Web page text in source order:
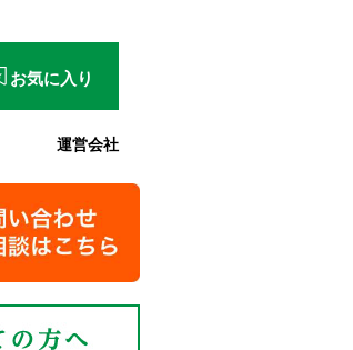
お気に入り
運営会社